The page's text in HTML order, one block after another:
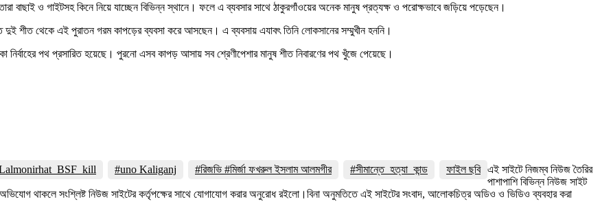
ও গাইটসহ কিনে নিয়ে যাচ্ছেন বিভিন্ন স্থানে। ফলে এ ব্যবসার সাথে ঠাকুরগাঁওয়ের অনেক মানুষ প্রত্যক্ষ ও পরোক্ষভাবে জড়িয়ে পড়েছেন।
দুই শীত থেকে এই পুরাতন গরম কাপড়ের ব্যবসা করে আসছেন। এ ব্যবসায় এযাবৎ তিনি লোকসানের সম্মুখীন হননি।
পথ প্রসারিত হয়েছে। পুরনো এসব কাপড় আসায় সব শ্রেণীপেশার মানুষ শীত নিবারণের পথ খুঁজে পেয়েছে।
#uno Kaliganj #রিজভি #মির্জা ফখরুল ইসলাম আলমগীর #সীমান্তে_হত্যা_কান্ড ফাইল ছবি এই সাইটে নিজম্ব নিউজ তৈরির
পাশাপাশি বিভিন্ন নিউজ সাইট
থাকলে সংশ্লিষ্ট নিউজ সাইটের কর্তৃপক্ষের সাথে যোগাযোগ করার অনুরোধ রইলো।বিনা অনুমতিতে এই সাইটের সংবাদ, আলোকচিত্র অডিও ও ভিডিও ব্যবহার করা